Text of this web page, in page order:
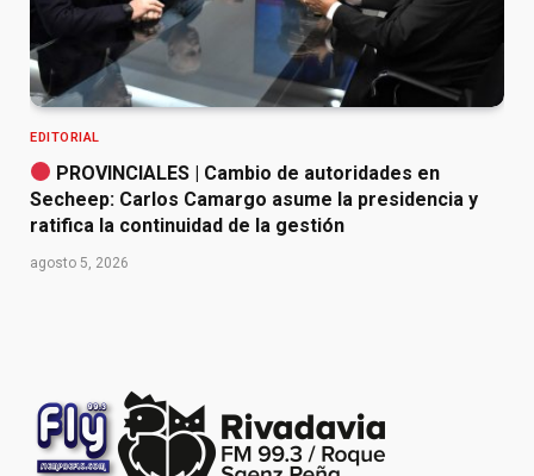
EDITORIAL
PROVINCIALES | Cambio de autoridades en
Secheep: Carlos Camargo asume la presidencia y
ratifica la continuidad de la gestión
agosto 5, 2026